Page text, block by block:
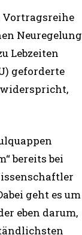
Vortragsreihe
Neuregelung
Lebzeiten
geforderte
bereits bei
geht es um
eben darum,